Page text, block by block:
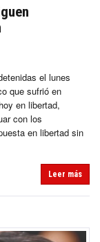
el lunes
que sufrió en
en libertad,
con los
en libertad sin
Leer más